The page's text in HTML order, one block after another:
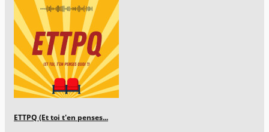
ETTPQ (Et toi t'en penses...